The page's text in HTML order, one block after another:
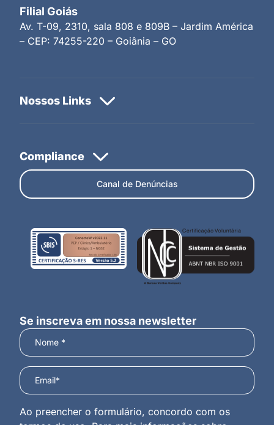
Filial Goiás
Av. T-09, 2310, sala 808 e 809B – Jardim América
– CEP: 74255-220 – Goiânia – GO
Canal de Denúncias
Se inscreva em nossa newsletter
Ao preencher o formulário, concordo com os